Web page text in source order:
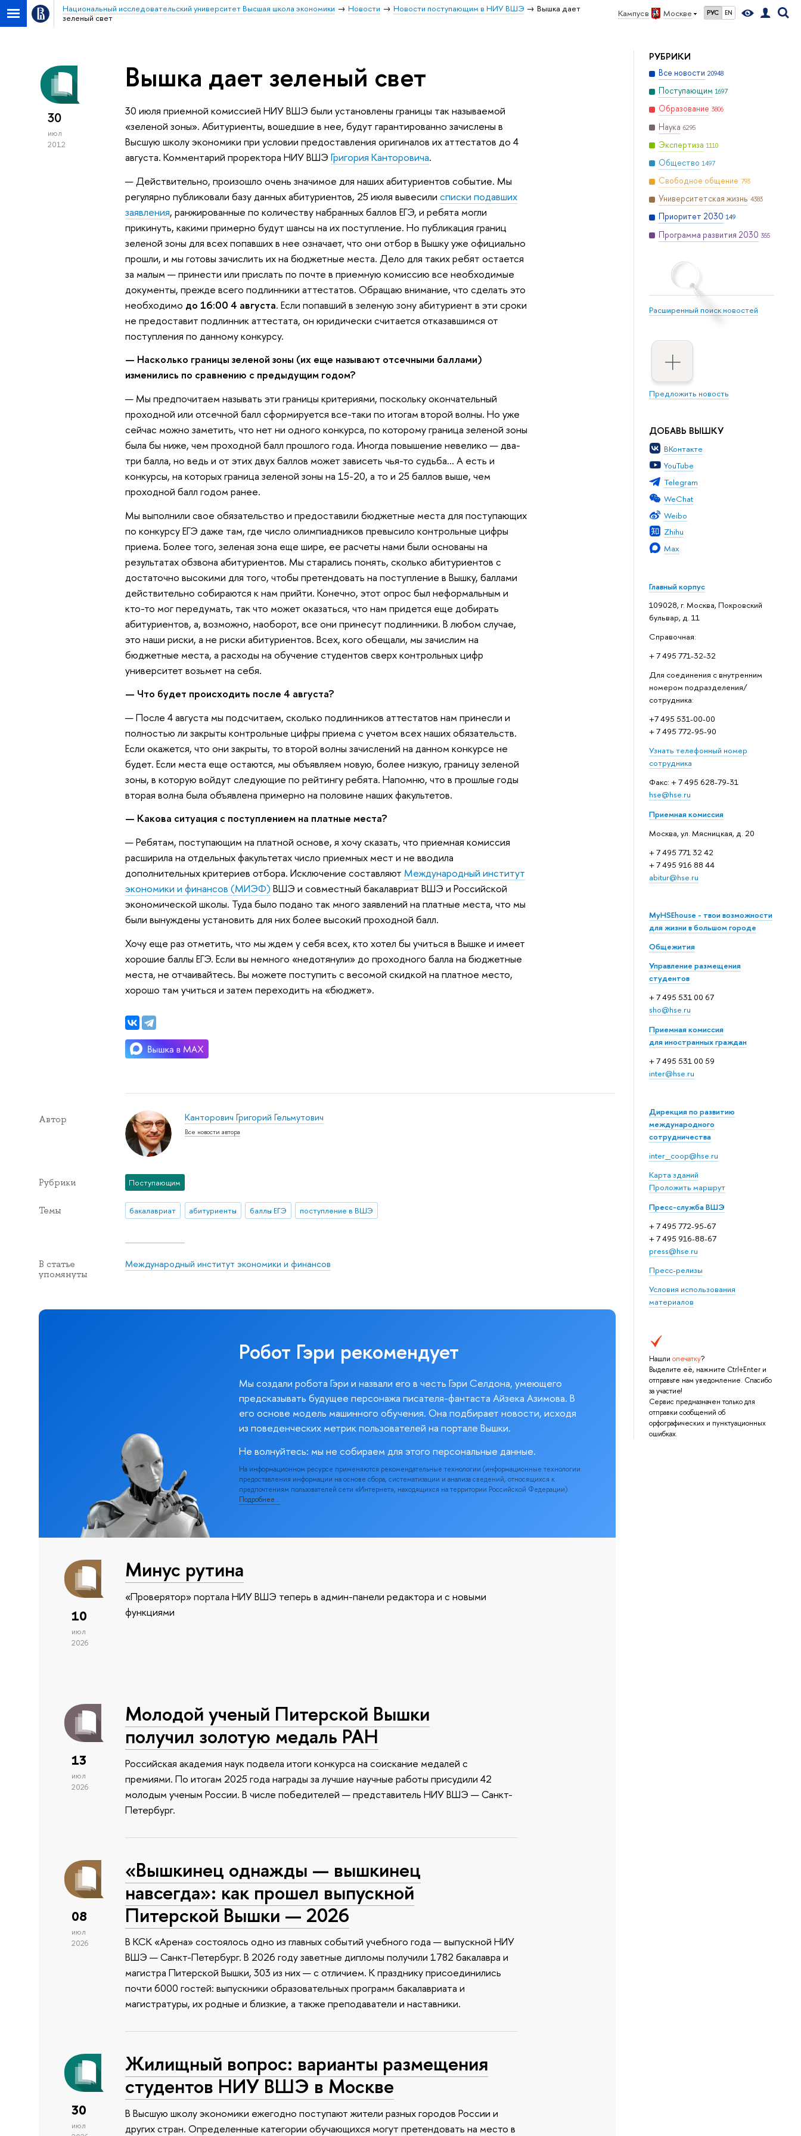
Кампус в Москве РУС EN
Национальный исследовательский университет Высшая школа экономики Новости Новости поступающим в НИУ ВШЭ
Вышка дает
зеленый свет
РУБРИКИ
Все новости 20948
Поступающим 1697
Образование 3806
Наука 6295
Экспертиза 1110
Общество 1497
Свободное общение 793
Университетская жизнь 4383
Приоритет 2030 149
Программа развития 2030 355
Расширенный поиск новостей
Предложить новость
ДОБАВЬ ВЫШКУ
ВКонтакте
YouTube
Telegram
WeChat
Weibo
Zhihu
Max
Главный корпус
109028, г. Москва, Покровский
бульвар, д. 11
Справочная:
+ 7 495 771-32-32
Для соединения с внутренним
номером подразделения/
сотрудника:
+7 495 531-00-00
+ 7 495 772-95-90
Узнать телефонный номер
сотрудника
Факс: + 7 495 628-79-31
hse@hse.ru
Приемная комиссия
Москва, ул. Мясницкая, д. 20
+ 7 495 771 32 42
+ 7 495 916 88 44
abitur@hse.ru
MyHSEhouse - твои возможности
для жизни в большом городе
Общежития
Управление размещения
студентов
+ 7 495 531 00 67
sho@hse.ru
Приемная комиссия
для иностранных граждан
+ 7 495 531 00 59
inter@hse.ru
Дирекция по развитию
международного
сотрудничества
inter_coop@hse.ru
Карта зданий
Проложить маршрут
Пресс-служба ВШЭ
+ 7 495 772-95-67
+ 7 495 916-88-67
press@hse.ru
Пресс-релизы
Условия использования
материалов
Нашли опечатку?
Выделите её, нажмите Ctrl+Enter и
отправьте нам уведомление. Спасибо
за участие!
Сервис предназначен только для
отправки сообщений об
орфографических и пунктуационных
ошибках.
30
июл
2012
Вышка дает зеленый свет
30 июля приемной комиссией НИУ ВШЭ были установлены границы так называемой
«зеленой зоны». Абитуриенты, вошедшие в нее, будут гарантированно зачислены в
Высшую школу экономики при условии предоставления оригиналов их аттестатов до 4
августа. Комментарий проректора НИУ ВШЭ Григория Канторовича.
— Действительно, произошло очень значимое для наших абитуриентов событие. Мы
регулярно публиковали базу данных абитуриентов, 25 июля вывесили списки подавших
заявления, ранжированные по количеству набранных баллов ЕГЭ, и ребята могли
прикинуть, какими примерно будут шансы на их поступление. Но публикация границ
зеленой зоны для всех попавших в нее означает, что они отбор в Вышку уже официально
прошли, и мы готовы зачислить их на бюджетные места. Дело для таких ребят остается
за малым — принести или прислать по почте в приемную комиссию все необходимые
документы, прежде всего подлинники аттестатов. Обращаю внимание, что сделать это
необходимо до 16:00 4 августа. Если попавший в зеленую зону абитуриент в эти сроки
не предоставит подлинник аттестата, он юридически считается отказавшимся от
поступления по данному конкурсу.
— Насколько границы зеленой зоны (их еще называют отсечными баллами)
изменились по сравнению с предыдущим годом?
— Мы предпочитаем называть эти границы критериями, поскольку окончательный
проходной или отсечной балл сформируется все-таки по итогам второй волны. Но уже
сейчас можно заметить, что нет ни одного конкурса, по которому граница зеленой зоны
была бы ниже, чем проходной балл прошлого года. Иногда повышение невелико — два-
три балла, но ведь и от этих двух баллов может зависеть чья-то судьба… А есть и
конкурсы, на которых граница зеленой зоны на 15-20, а то и 25 баллов выше, чем
проходной балл годом ранее.
Мы выполнили свое обязательство и предоставили бюджетные места для поступающих
по конкурсу ЕГЭ даже там, где число олимпиадников превысило контрольные цифры
приема. Более того, зеленая зона еще шире, ее расчеты нами были основаны на
результатах обзвона абитуриентов. Мы старались понять, сколько абитуриентов с
достаточно высокими для того, чтобы претендовать на поступление в Вышку, баллами
действительно собираются к нам прийти. Конечно, этот опрос был неформальным и
кто-то мог передумать, так что может оказаться, что нам придется еще добирать
абитуриентов, а, возможно, наоборот, все они принесут подлинники. В любом случае,
это наши риски, а не риски абитуриентов. Всех, кого обещали, мы зачислим на
бюджетные места, а расходы на обучение студентов сверх контрольных цифр
университет возьмет на себя.
— Что будет происходить после 4 августа?
— После 4 августа мы подсчитаем, сколько подлинников аттестатов нам принесли и
полностью ли закрыты контрольные цифры приема с учетом всех наших обязательств.
Если окажется, что они закрыты, то второй волны зачислений на данном конкурсе не
будет. Если места еще остаются, мы объявляем новую, более низкую, границу зеленой
зоны, в которую войдут следующие по рейтингу ребята. Напомню, что в прошлые годы
вторая волна была объявлена примерно на половине наших факультетов.
— Какова ситуация с поступлением на платные места?
— Ребятам, поступающим на платной основе, я хочу сказать, что приемная комиссия
расширила на отдельных факультетах число приемных мест и не вводила
дополнительных критериев отбора. Исключение составляют Международный институт
экономики и финансов (МИЭФ) ВШЭ и совместный бакалавриат ВШЭ и Российской
экономической школы. Туда было подано так много заявлений на платные места, что мы
были вынуждены установить для них более высокий проходной балл.
Хочу еще раз отметить, что мы ждем у себя всех, кто хотел бы учиться в Вышке и имеет
хорошие баллы ЕГЭ. Если вы немного «недотянули» до проходного балла на бюджетные
места, не отчаивайтесь. Вы можете поступить с весомой скидкой на платное место,
хорошо там учиться и затем переходить на «бюджет».
Автор Канторович Григорий Гельмутович
Все новости автора
Рубрики Поступающим
Темы бакалавриат абитуриенты баллы ЕГЭ поступление в ВШЭ
В статье
упомянуты
Международный институт экономики и финансов
Робот Гэри рекомендует
Мы создали робота Гэри и назвали его в честь Гэри Селдона, умеющего
предсказывать будущее персонажа писателя-фантаста Айзека Азимова. В
его основе модель машинного обучения. Она подбирает новости, исходя
из поведенческих метрик пользователей на портале Вышки.
Не волнуйтесь: мы не собираем для этого персональные данные.
На информационном ресурсе применяются рекомендательные технологии (информационные технологии
предоставления информации на основе сбора, систематизации и анализа сведений, относящихся к
предпочтениям пользователей сети «Интернет», находящихся на территории Российской Федерации).
Подробнее…
10
июл
2026
Минус рутина
«Проверятор» портала НИУ ВШЭ теперь в админ-панели редактора и с новыми
функциями
13
июл
2026
Молодой ученый Питерской Вышки
получил золотую медаль РАН
Российская академия наук подвела итоги конкурса на соискание медалей с
премиями. По итогам 2025 года награды за лучшие научные работы присудили 42
молодым ученым России. В числе победителей — представитель НИУ ВШЭ — Санкт-
Петербург.
08
июл
2026
«Вышкинец однажды — вышкинец
навсегда»: как прошел выпускной
Питерской Вышки — 2026
В КСК «Арена» состоялось одно из главных событий учебного года — выпускной НИУ
ВШЭ — Санкт-Петербург. В 2026 году заветные дипломы получили 1782 бакалавра и
магистра Питерской Вышки, 303 из них — с отличием. К празднику присоединились
почти 6000 гостей: выпускники образовательных программ бакалавриата и
магистратуры, их родные и близкие, а также преподаватели и наставники.
30
июл
Жилищный вопрос: варианты размещения
студентов НИУ ВШЭ в Москве
В Высшую школу экономики ежегодно поступают жители разных городов России и
других стран. Определенные категории обучающихся могут претендовать на место в